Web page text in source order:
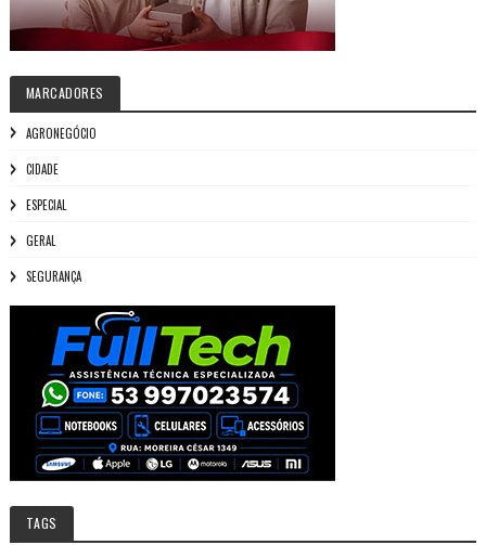
MARCADORES
AGRONEGÓCIO
CIDADE
ESPECIAL
GERAL
SEGURANÇA
TAGS